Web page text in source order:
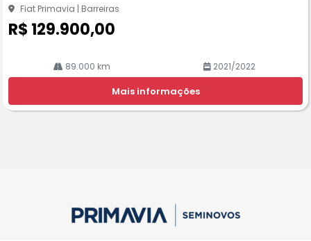
Fiat Primavia | Barreiras
R$ 129.900,00
89.000 km 2021/2022
Mais informações